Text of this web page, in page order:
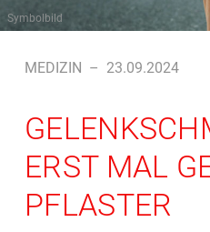
Symbolbild
MEDIZIN – 23.09.2024
ERST MAL
PFLASTER